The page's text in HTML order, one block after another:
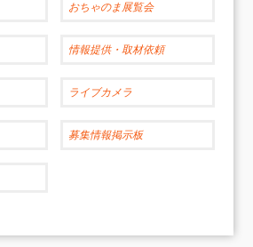
おちゃのま展覧会
情報提供・取材依頼
ライブカメラ
募集情報掲示板